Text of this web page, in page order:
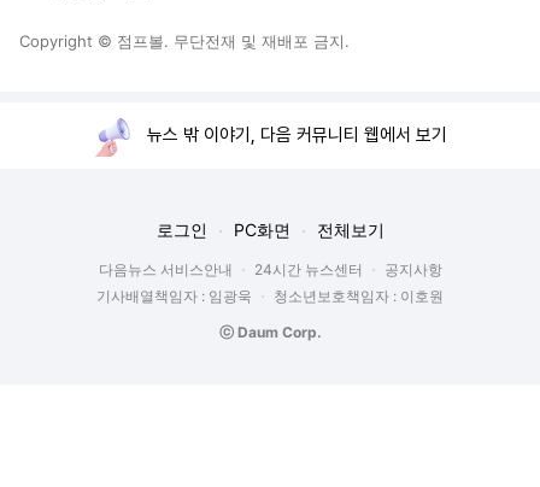
Copyright © 점프볼. 무단전재 및 재배포 금지.
뉴스 밖 이야기, 다음 커뮤니티 웹에서 보기
로그인 PC화면 전체보기
다음뉴스 서비스안내 24시간 뉴스센터
공지사항
기사배열책임자 : 임광욱
청소년보호책임자 : 이호원
ⓒ Daum Corp.